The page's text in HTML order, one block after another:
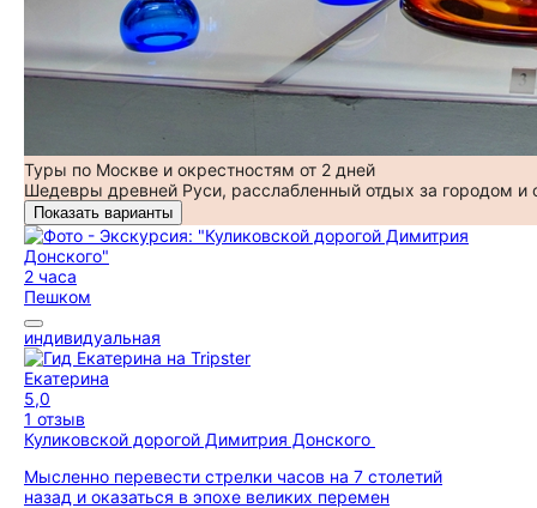
Туры по Москве и окрестностям от 2 дней
Шедевры древней Руси, расслабленный отдых за городом
Показать варианты
2 часа
Пешком
индивидуальная
Екатерина
5,0
1 отзыв
Куликовской дорогой Димитрия Донского
Мысленно перевести стрелки часов на 7 столетий
назад и оказаться в эпохе великих перемен